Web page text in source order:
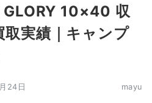
GLORY 10×40 収
実績｜キャンプ
24日 mayu